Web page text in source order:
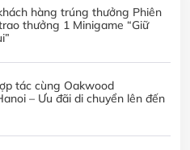
hàng trúng thưởng Phiên
thưởng 1 Minigame “Giữ
tác cùng Oakwood
– Ưu đãi di chuyển lên đến